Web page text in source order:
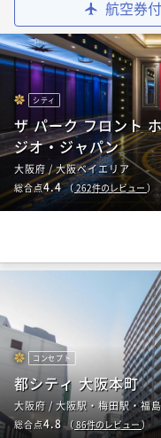
航空券
シティ
ザ パーク フロント
ジオ・ジャパン
大阪府 / 大阪ベイエリア
総合点4.4（262件のレビュー ）
コンセプト
都シティ 大阪本町
大阪府 / 大阪駅・梅田駅・福
総合点4.8（ 86件のレビュー）